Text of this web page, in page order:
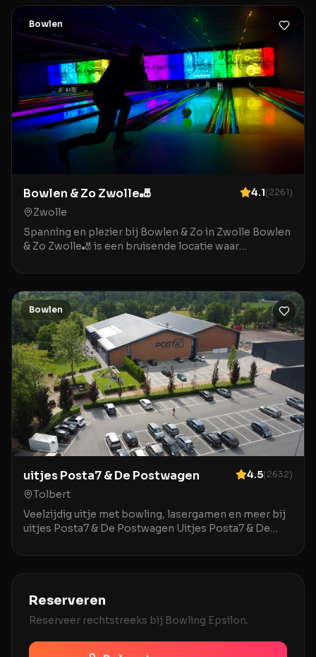
Bowlen
Bowlen & Zo Zwolle🎳 4.1(2261)
Zwolle
Spanning en plezier bij Bowlen & Zo in Zwolle Bowlen
& Zo Zwolle🎳 is een bruisende locatie waar
hart v
Bowlen
uitjes Posta7 & De Postwagen 4.5(2632)
Tolbert
Veelzijdig uitje met bowling, lasergamen en meer bij
uitjes Posta7 & De Postwagen Uitjes Posta7 & De
Reserveren
Reserveer rechtstreeks bij Bowling Epsilon.